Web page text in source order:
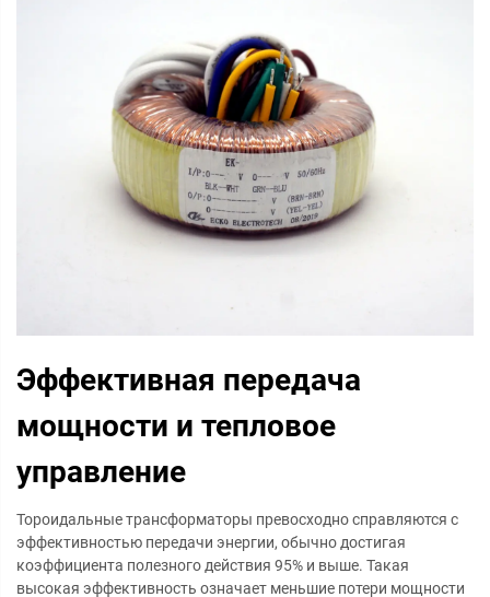
Эффективная передача
мощности и тепловое
управление
Тороидальные трансформаторы превосходно справляются с
эффективностью передачи энергии, обычно достигая
коэффициента полезного действия 95% и выше. Такая
высокая эффективность означает меньшие потери мощности